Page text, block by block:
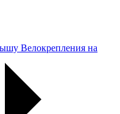
Велокрепления на